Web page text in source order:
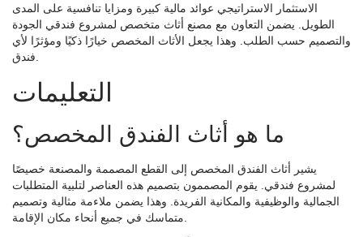
الاستثمار الاستراتيجي عوائد مالية كبيرة ومزايا تنافسية على المدى
الطويل. يضمن التعاون مع مصنع أثاث متخصص لمشروع فندقي الجودة
والتصميم حسب الطلب. وهذا يجعل الأثاث المخصص خيارًا ذكيًا ومؤثرًا لأي
فندق.
التعليمات
ما هو أثاث الفندق المخصص؟
يشير أثاث الفندق المخصص إلى القطع المصممة والمصنعة خصيصًا
لمشروع فندقي. يقوم المصممون بتصميم هذه العناصر لتلبية المتطلبات
الجمالية والوظيفية والمكانية الفريدة. وهذا يضمن ملاءمة مثالية وتصميم